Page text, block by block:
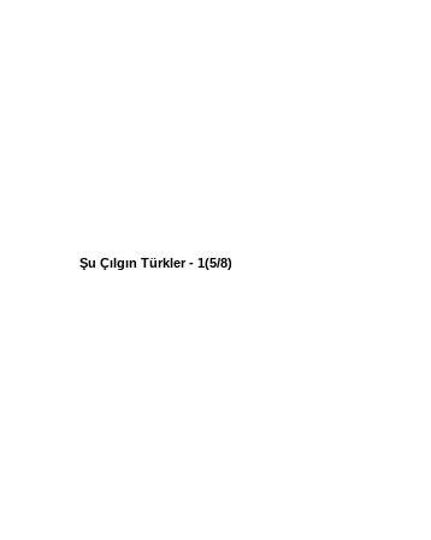
Şu Çılgın Türkler - 1(5/8)